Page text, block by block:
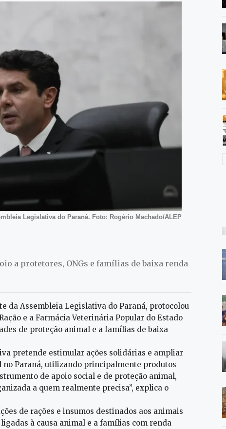
Legislativa do Paraná. Foto: Rogério Machado/ALEP
a protetores, ONGs e famílias de baixa renda
da Assembleia Legislativa do Paraná, protocolou
e a Farmácia Veterinária Popular do Estado
de proteção animal e a famílias de baixa
pretende estimular ações solidárias e ampliar
Paraná, utilizando principalmente produtos
de apoio social e de proteção animal,
a quem realmente precisa”, explica o
de rações e insumos destinados aos animais
à causa animal e a famílias com renda